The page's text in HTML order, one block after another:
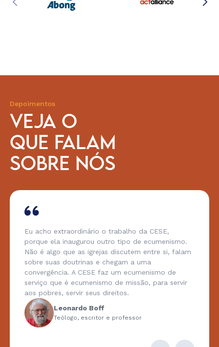
Depoimentos
VEJA O
QUE FALAM
SOBRE NÓS
Eu acho extraordinário o trabalho da CESE,
porque ela inaugurou outro tipo de ecumenismo.
Não é algo que as igrejas discutem entre si, falam
sobre suas doutrinas e chegam a uma
convergência. A CESE faz um ecumenismo de
serviço que é ecumenismo de missão, para servir
aos pobres, servir seus direitos.
Leonardo Boff
Teólogo, escritor e professor